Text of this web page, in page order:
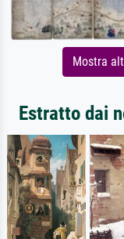
Mostra
Estratto dai